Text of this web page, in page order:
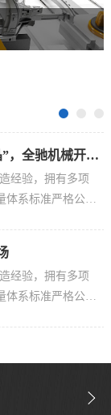
体系标准严格公司
，拥有多项发明
需求不断增加，
机械得到迅速发
三大顶级设计师揭秘“黑水晶”，全驰机械开启设计新起点
经验，拥有多项
体系标准严格公司
经验，拥有多项
体系标准严格公司
需求不断增加，